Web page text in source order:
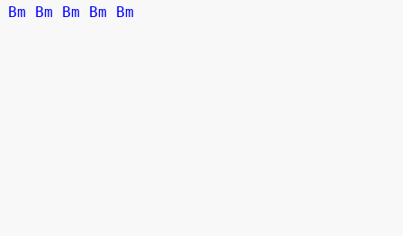
Bm Bm Bm Bm Bm